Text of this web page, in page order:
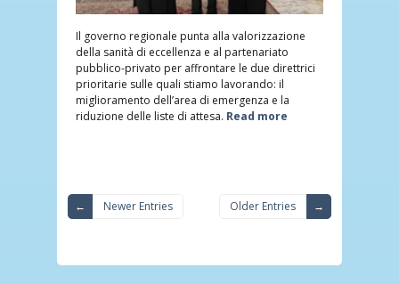
Il governo regionale punta alla valorizzazione
della sanità di eccellenza e al partenariato
pubblico-privato per affrontare le due direttrici
prioritarie sulle quali stiamo lavorando: il
miglioramento dell’area di emergenza e la
riduzione delle liste di attesa. Read more
Newer Entries Older Entries